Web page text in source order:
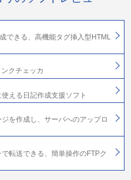
できる、高機能タグ挿入型HTML
クチェッカ
える日記作成支援ソフト
を作成し、サーバへのアップロ
転送できる、簡単操作のFTPク